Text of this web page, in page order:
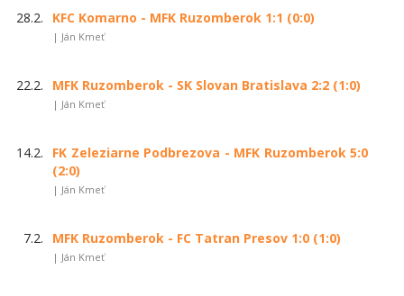
28.2. KFC Komarno - MFK Ruzomberok 1:1 (0:0)
| Ján Kmeť
22.2. MFK Ruzomberok - SK Slovan Bratislava 2:2 (1:0)
| Ján Kmeť
14.2.
FK Zeleziarne Podbrezova - MFK Ruzomberok 5:0
(2:0)
| Ján Kmeť
7.2. MFK Ruzomberok - FC Tatran Presov 1:0 (1:0)
| Ján Kmeť